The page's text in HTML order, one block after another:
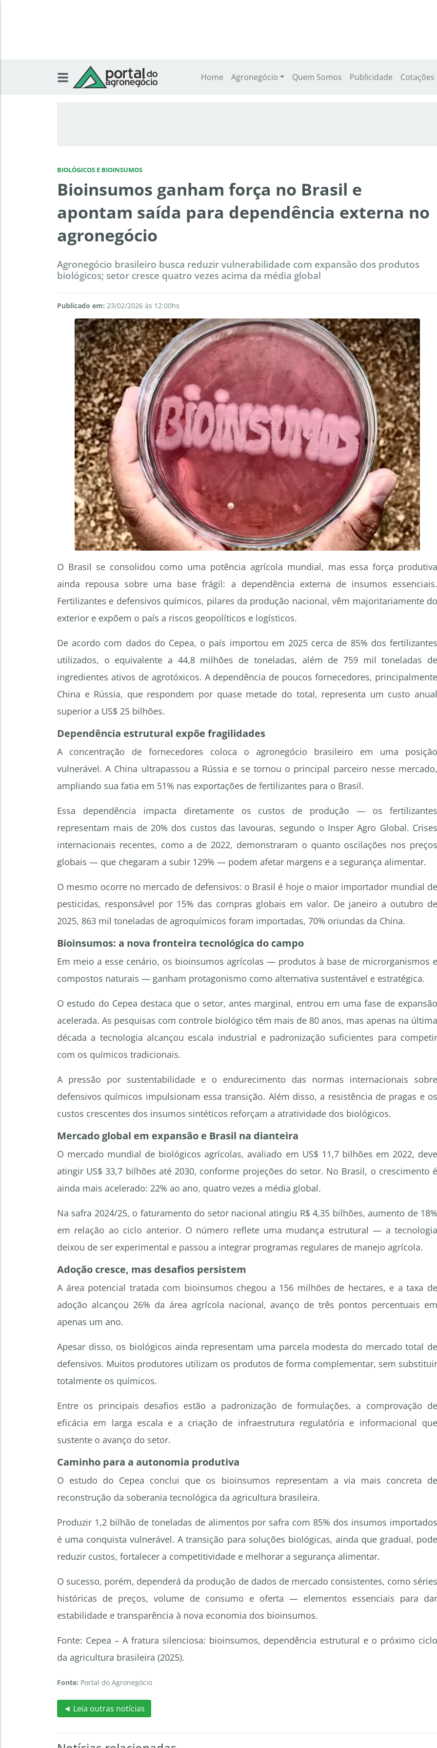
Home Agronegócio Quem Somos Publicidade Cotações
BIOLÓGICOS E BIOINSUMOS
Bioinsumos ganham força no Brasil e
apontam saída para dependência externa no
agronegócio
Agronegócio brasileiro busca reduzir vulnerabilidade com expansão dos produtos
biológicos; setor cresce quatro vezes acima da média global
Publicado em: 23/02/2026 às 12:00hs
O Brasil se consolidou como uma potência agrícola mundial, mas essa força produtiva
ainda repousa sobre uma base frágil: a dependência externa de insumos essenciais.
Fertilizantes e defensivos químicos, pilares da produção nacional, vêm majoritariamente do
exterior e expõem o país a riscos geopolíticos e logísticos.
De acordo com dados do Cepea, o país importou em 2025 cerca de 85% dos fertilizantes
utilizados, o equivalente a 44,8 milhões de toneladas, além de 759 mil toneladas de
ingredientes ativos de agrotóxicos. A dependência de poucos fornecedores, principalmente
China e Rússia, que respondem por quase metade do total, representa um custo anual
superior a US$ 25 bilhões.
Dependência estrutural expõe fragilidades
A concentração de fornecedores coloca o agronegócio brasileiro em uma posição
vulnerável. A China ultrapassou a Rússia e se tornou o principal parceiro nesse mercado,
ampliando sua fatia em 51% nas exportações de fertilizantes para o Brasil.
Essa dependência impacta diretamente os custos de produção — os fertilizantes
representam mais de 20% dos custos das lavouras, segundo o Insper Agro Global. Crises
internacionais recentes, como a de 2022, demonstraram o quanto oscilações nos preços
globais — que chegaram a subir 129% — podem afetar margens e a segurança alimentar.
O mesmo ocorre no mercado de defensivos: o Brasil é hoje o maior importador mundial de
pesticidas, responsável por 15% das compras globais em valor. De janeiro a outubro de
2025, 863 mil toneladas de agroquímicos foram importadas, 70% oriundas da China.
Bioinsumos: a nova fronteira tecnológica do campo
Em meio a esse cenário, os bioinsumos agrícolas — produtos à base de microrganismos e
compostos naturais — ganham protagonismo como alternativa sustentável e estratégica.
O estudo do Cepea destaca que o setor, antes marginal, entrou em uma fase de expansão
acelerada. As pesquisas com controle biológico têm mais de 80 anos, mas apenas na última
década a tecnologia alcançou escala industrial e padronização suficientes para competir
com os químicos tradicionais.
A pressão por sustentabilidade e o endurecimento das normas internacionais sobre
defensivos químicos impulsionam essa transição. Além disso, a resistência de pragas e os
custos crescentes dos insumos sintéticos reforçam a atratividade dos biológicos.
Mercado global em expansão e Brasil na dianteira
O mercado mundial de biológicos agrícolas, avaliado em US$ 11,7 bilhões em 2022, deve
atingir US$ 33,7 bilhões até 2030, conforme projeções do setor. No Brasil, o crescimento é
ainda mais acelerado: 22% ao ano, quatro vezes a média global.
Na safra 2024/25, o faturamento do setor nacional atingiu R$ 4,35 bilhões, aumento de 18%
em relação ao ciclo anterior. O número reflete uma mudança estrutural — a tecnologia
deixou de ser experimental e passou a integrar programas regulares de manejo agrícola.
Adoção cresce, mas desafios persistem
A área potencial tratada com bioinsumos chegou a 156 milhões de hectares, e a taxa de
adoção alcançou 26% da área agrícola nacional, avanço de três pontos percentuais em
apenas um ano.
Apesar disso, os biológicos ainda representam uma parcela modesta do mercado total de
defensivos. Muitos produtores utilizam os produtos de forma complementar, sem substituir
totalmente os químicos.
Entre os principais desafios estão a padronização de formulações, a comprovação de
eficácia em larga escala e a criação de infraestrutura regulatória e informacional que
sustente o avanço do setor.
Caminho para a autonomia produtiva
O estudo do Cepea conclui que os bioinsumos representam a via mais concreta de
reconstrução da soberania tecnológica da agricultura brasileira.
Produzir 1,2 bilhão de toneladas de alimentos por safra com 85% dos insumos importados
é uma conquista vulnerável. A transição para soluções biológicas, ainda que gradual, pode
reduzir custos, fortalecer a competitividade e melhorar a segurança alimentar.
O sucesso, porém, dependerá da produção de dados de mercado consistentes, como séries
históricas de preços, volume de consumo e oferta — elementos essenciais para dar
estabilidade e transparência à nova economia dos bioinsumos.
Fonte: Cepea – A fratura silenciosa: bioinsumos, dependência estrutural e o próximo ciclo
da agricultura brasileira (2025).
Fonte: Portal do Agronegócio
◄ Leia outras notícias